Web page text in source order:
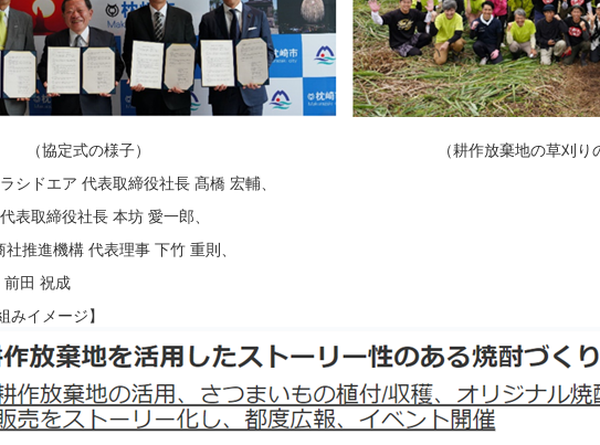
様子） （耕作放棄地の草刈りの様
ア 代表取締役社長 髙橋 宏輔、
役社長 本坊 愛一郎、
機構 代表理事 下竹 重則、
祝成
みイメージ】